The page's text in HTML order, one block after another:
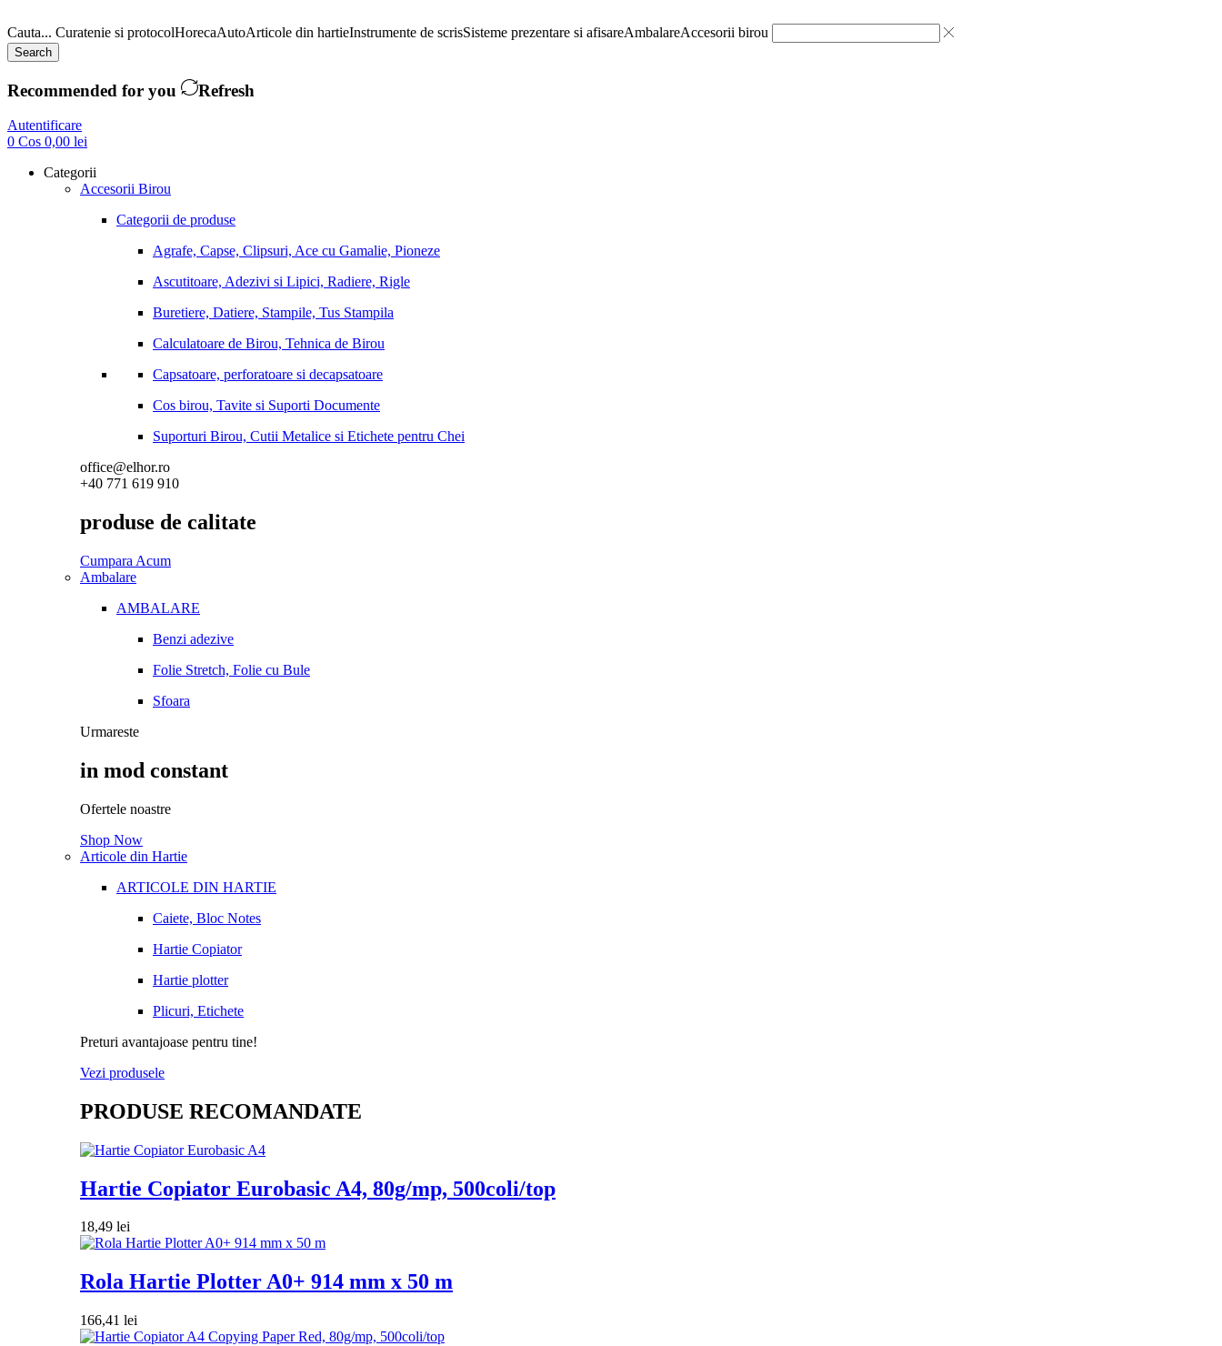
Cauta... Curatenie si protocolHorecaAutoArticole din hartieInstrumente de scrisSisteme prezentare si afisareAmbalareAccesorii birou
Search
Recommended for you Refresh
Autentificare
0 Cos 0,00 lei
Categorii
Accesorii Birou
Categorii de produse
Agrafe, Capse, Clipsuri, Ace cu Gamalie, Pioneze
Ascutitoare, Adezivi si Lipici, Radiere, Rigle
Buretiere, Datiere, Stampile, Tus Stampila
Calculatoare de Birou, Tehnica de Birou
Capsatoare, perforatoare si decapsatoare
Cos birou, Tavite si Suporti Documente
Suporturi Birou, Cutii Metalice si Etichete pentru Chei
office@elhor.ro
+40 771 619 910
produse de calitate
Cumpara Acum
Ambalare
AMBALARE
Benzi adezive
Folie Stretch, Folie cu Bule
Sfoara
Urmareste
in mod constant
Ofertele noastre
Shop Now
Articole din Hartie
ARTICOLE DIN HARTIE
Caiete, Bloc Notes
Hartie Copiator
Hartie plotter
Plicuri, Etichete
Preturi avantajoase pentru tine!
Vezi produsele
PRODUSE RECOMANDATE
Hartie Copiator Eurobasic A4, 80g/mp, 500coli/top
18,49 lei
Rola Hartie Plotter A0+ 914 mm x 50 m
166,41 lei